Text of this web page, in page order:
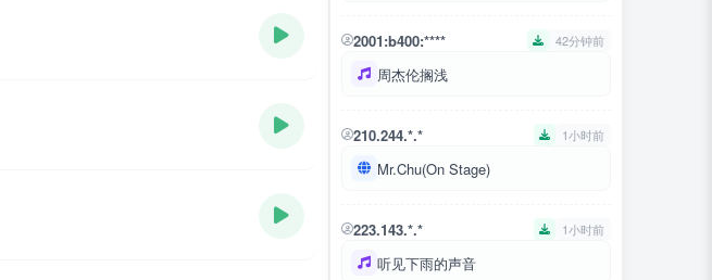
2001:b400:**** 42分钟前
周杰伦搁浅
210.244.*.* 1小时前
Mr.Chu(On Stage)
223.143.*.* 1小时前
听见下雨的声音